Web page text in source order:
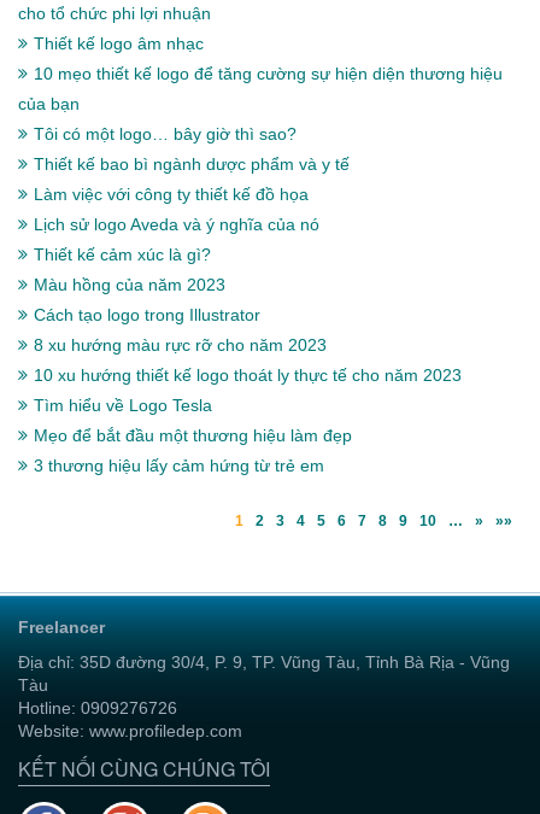
cho tổ chức phi lợi nhuận
Thiết kế logo âm nhạc
10 mẹo thiết kế logo để tăng cường sự hiện diện thương hiệu
của bạn
Tôi có một logo… bây giờ thì sao?
Thiết kế bao bì ngành dược phẩm và y tế
Làm việc với công ty thiết kế đồ họa
Lịch sử logo Aveda và ý nghĩa của nó
Thiết kế cảm xúc là gì?
Màu hồng của năm 2023
Cách tạo logo trong Illustrator
8 xu hướng màu rực rỡ cho năm 2023
10 xu hướng thiết kế logo thoát ly thực tế cho năm 2023
Tìm hiểu về Logo Tesla
Mẹo để bắt đầu một thương hiệu làm đẹp
3 thương hiệu lấy cảm hứng từ trẻ em
1 2 3 4 5 6 7 8 9 10 … » »»
Freelancer
Địa chỉ: 35D đường 30/4, P. 9, TP. Vũng Tàu, Tỉnh Bà Rịa - Vũng
Tàu
Hotline: 0909276726
Website: www.profiledep.com
KẾT NỐI CÙNG CHÚNG TÔI